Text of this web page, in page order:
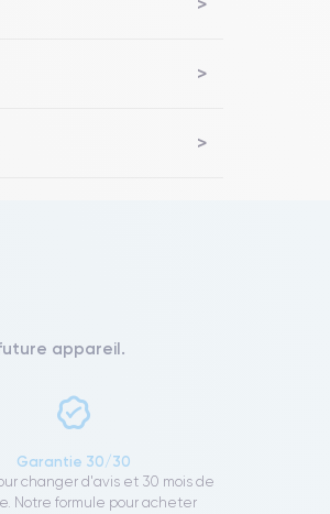
vos Options
appareil.
Garantie 30/30
changer d'avis et 30 mois de
Notre formule pour acheter